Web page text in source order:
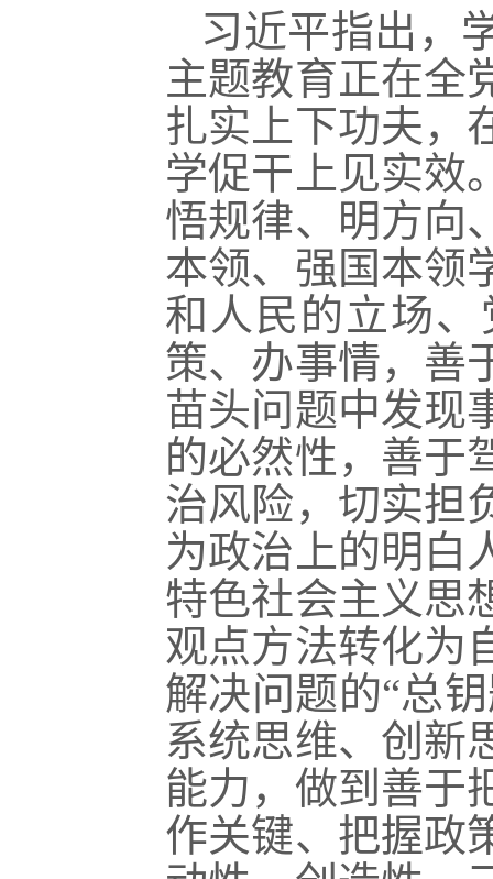
习近平指出，
主题教育正在全
扎实上下功夫，
学促干上见实效
悟规律、明方向
本领、强国本领
和人民的立场
策、办事情，善
苗头问题中发现
的必然性，善于
治风险，切实担
为政治上的明白
特色社会主义思
观点方法转化为
解决问题的“总
系统思维、创新
能力，做到善于
作关键、把握政